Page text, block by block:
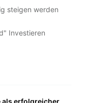
steigen werden
Investieren
als erfolgreicher